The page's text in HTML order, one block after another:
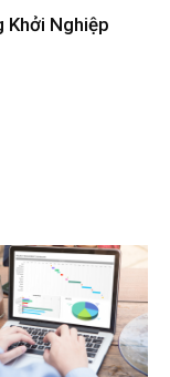
Khởi Nghiệp